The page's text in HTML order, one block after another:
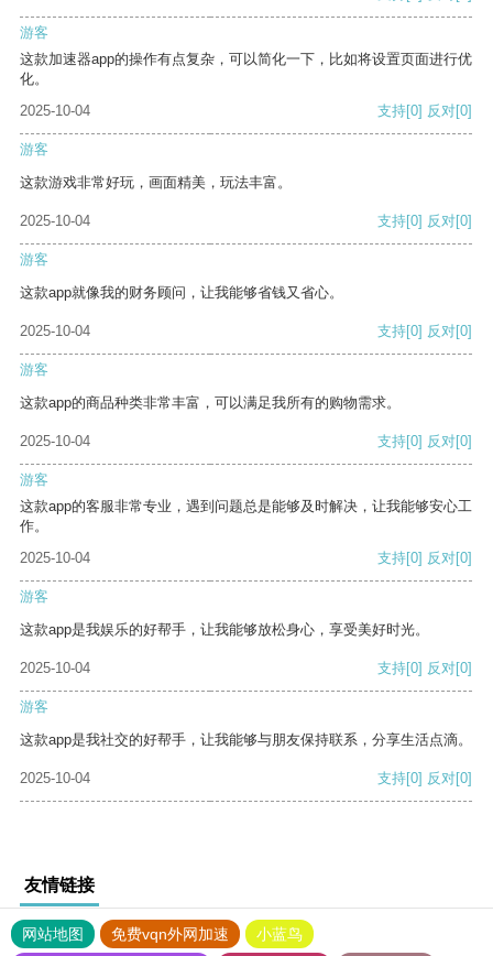
游客
这款加速器app的操作有点复杂，可以简化一下，比如将设置页面进行优
化。
2025-10-04
支持[0] 反对[0]
游客
这款游戏非常好玩，画面精美，玩法丰富。
2025-10-04 支持[0] 反对[0]
游客
这款app就像我的财务顾问，让我能够省钱又省心。
2025-10-04 支持[0] 反对[0]
游客
这款app的商品种类非常丰富，可以满足我所有的购物需求。
2025-10-04 支持[0] 反对[0]
游客
这款app的客服非常专业，遇到问题总是能够及时解决，让我能够安心工
作。
2025-10-04
支持[0] 反对[0]
游客
这款app是我娱乐的好帮手，让我能够放松身心，享受美好时光。
2025-10-04 支持[0] 反对[0]
游客
这款app是我社交的好帮手，让我能够与朋友保持联系，分享生活点滴。
2025-10-04 支持[0] 反对[0]
友情链接
网站地图 免费vqn外网加速
小蓝鸟